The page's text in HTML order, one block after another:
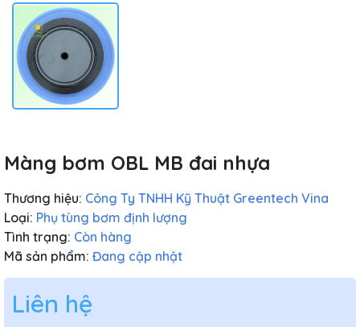
Màng bơm OBL MB đai nhựa
Thương hiệu: Công Ty TNHH Kỹ Thuật Greentech Vina
Loại: Phụ tùng bơm định lượng
Tình trạng: Còn hàng
Mã sản phẩm: Đang cập nhật
Liên hệ